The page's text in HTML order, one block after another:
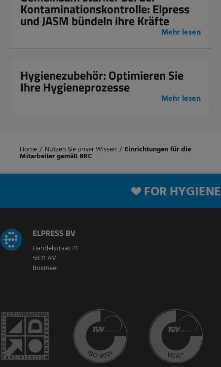
Kontaminationskontrolle: Elpress
und JASM bündeln ihre Kräfte
Mehr lesen
Hygienezubehör: Optimieren Sie
Ihre Hygieneprozesse
Mehr lesen
Home / Nutzen Sie unser Wissen / Einrichtungen für die
Mitarbeiter gemäß BRC
FOR HYGIENE
ELPRESS BV
Handelstraat 21
5831 AV
Boxmeer